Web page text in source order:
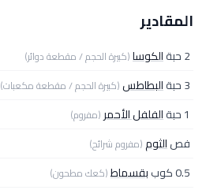
المقادير
2 حبة الكوسا(كبيرة الحجم / مقطعة دوائر)
3 حبة البطاطس(كبيرة الحجم / مقطعة مكعبات)
1 حبة الفلفل الأحمر (مفروم)
فصالثوم(مفروم شرائح)
0.5 كوب بقسماط(كعك مطحون)